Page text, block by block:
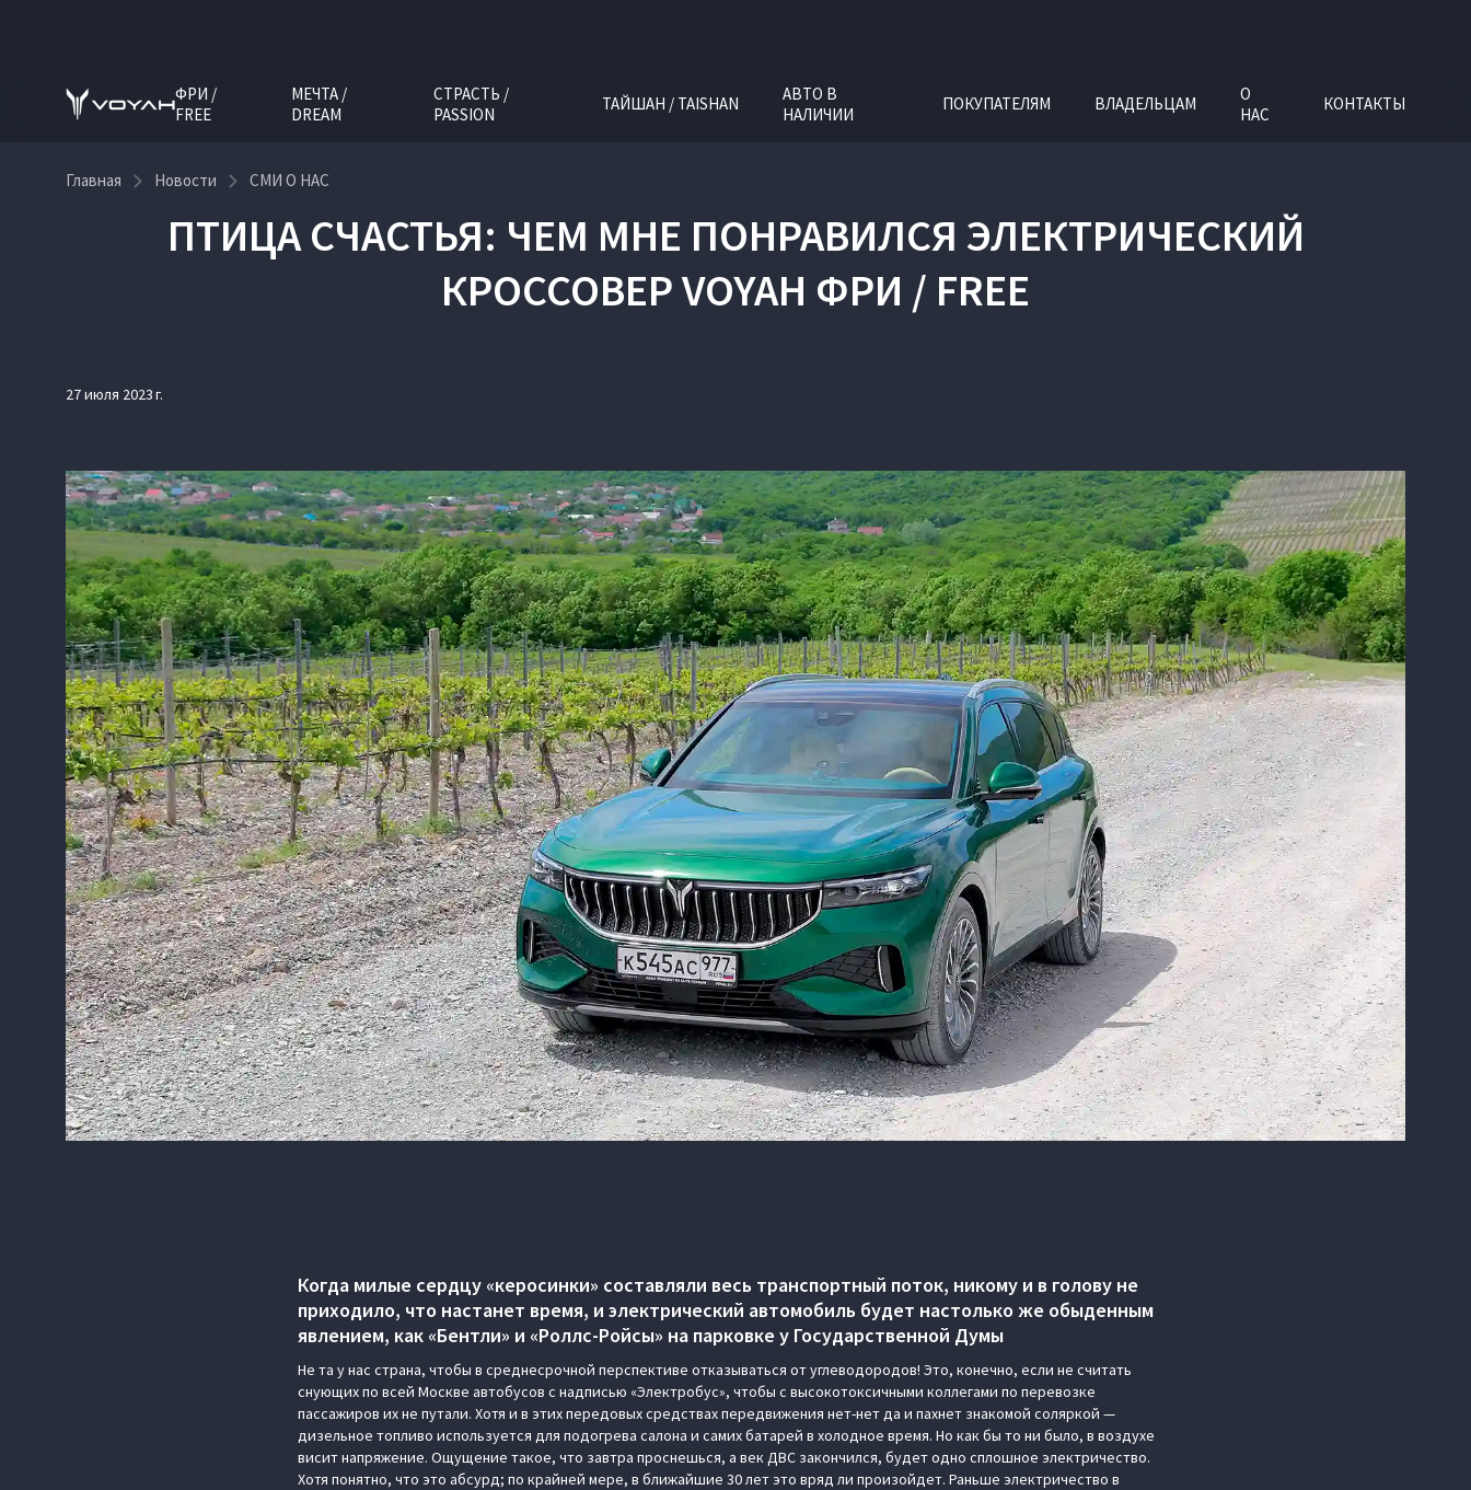
ФРИ /
FREE
МЕЧТА /
DREAM
СТРАСТЬ /
PASSION
ТАЙШАН / TAISHAN
АВТО В
НАЛИЧИИ
ПОКУПАТЕЛЯМ ВЛАДЕЛЬЦАМ
О
НАС
КОНТАКТЫ
Главная Новости СМИ О НАС
ПТИЦА СЧАСТЬЯ: ЧЕМ МНЕ ПОНРАВИЛСЯ ЭЛЕКТРИЧЕСКИЙ
КРОССОВЕР VOYAH ФРИ / FREE
27 июля 2023 г.
Когда милые сердцу «керосинки» составляли весь транспортный поток, никому и в голову не
приходило, что настанет время, и электрический автомобиль будет настолько же обыденным
явлением, как «Бентли» и «Роллс-Ройсы» на парковке у Государственной Думы
Не та у нас страна, чтобы в среднесрочной перспективе отказываться от углеводородов! Это, конечно, если не считать
снующих по всей Москве автобусов с надписью «Электробус», чтобы с высокотоксичными коллегами по перевозке
пассажиров их не путали. Хотя и в этих передовых средствах передвижения нет-нет да и пахнет знакомой соляркой —
дизельное топливо используется для подогрева салона и самих батарей в холодное время. Но как бы то ни было, в воздухе
висит напряжение. Ощущение такое, что завтра проснешься, а век ДВС закончился, будет одно сплошное электричество.
Хотя понятно, что это абсурд; по крайней мере, в ближайшие 30 лет это вряд ли произойдет. Раньше электричество в